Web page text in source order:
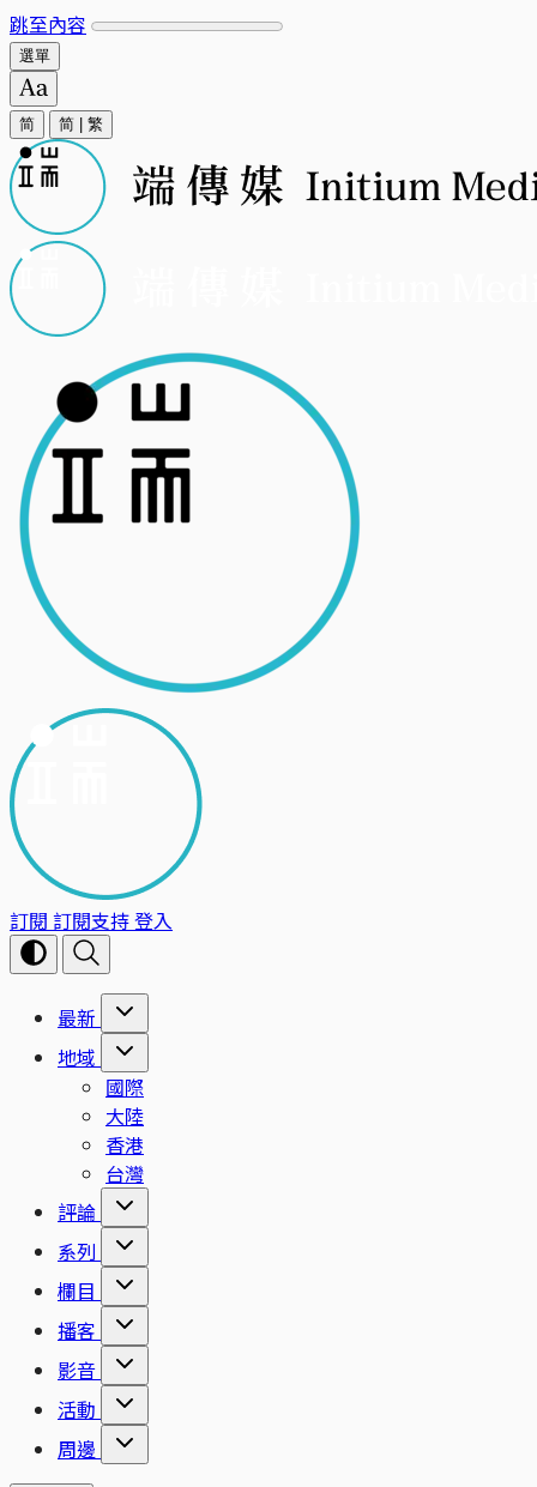
跳至內容
選單
简 简 繁
訂閱 訂閱支持登入
最新
地域
國際
大陸
香港
台灣
評論
系列
欄目
播客
影音
活動
周邊